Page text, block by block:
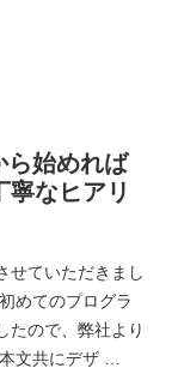
ら始めれば
寧なヒアリ
せていただきまし
めてのプログラ
たので、弊社より
文共にデザ …